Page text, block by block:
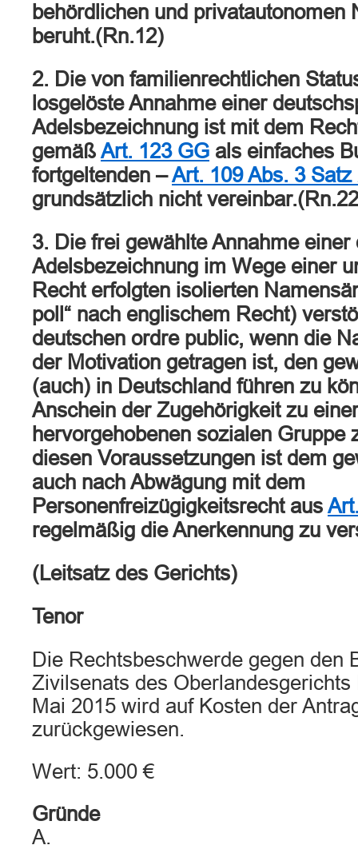
behördlichen und privatautonomen
beruht.(Rn.12)
2. Die von familienrechtlichen
losgelöste Annahme einer
Adelsbezeichnung ist mit dem
gemäß Art. 123 GG als einfaches
fortgeltenden –Art. 109 Abs. 3
grundsätzlich nicht
3. Die frei gewählte Annahme
Adelsbezeichnung im Wege einer
Recht erfolgten isolierten
poll“ nach englischem Recht)
deutschen ordre public, wenn die
der Motivation getragen ist, den
(auch) in Deutschland führen zu
Anschein der Zugehörigkeit zu
hervorgehobenen sozialen Gruppe
diesen Voraussetzungen ist dem
auch nach Abwägung mit dem
Personenfreizügigkeitsrecht aus
regelmäßig die Anerkennung zu
(Leitsatz des Gerichts)
Tenor
Die Rechtsbeschwerde gegen den
Zivilsenats des
Mai 2015 wird auf Kosten der
zurückgewiesen.
Wert: 5.000 €
Gründe
A.